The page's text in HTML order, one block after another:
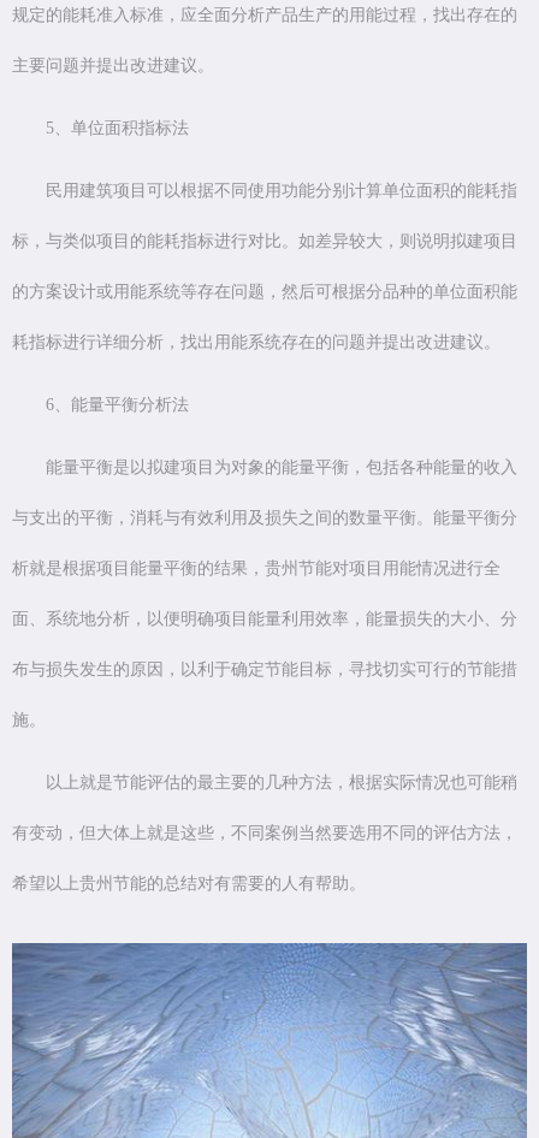
规定的能耗准入标准，应全面分析产品生产的用能过程，找出存在的
主要问题并提出改进建议。
5、单位面积指标法
民用建筑项目可以根据不同使用功能分别计算单位面积的能耗指
标，与类似项目的能耗指标进行对比。如差异较大，则说明拟建项目
的方案设计或用能系统等存在问题，然后可根据分品种的单位面积能
耗指标进行详细分析，找出用能系统存在的问题并提出改进建议。
6、能量平衡分析法
能量平衡是以拟建项目为对象的能量平衡，包括各种能量的收入
与支出的平衡，消耗与有效利用及损失之间的数量平衡。能量平衡分
析就是根据项目能量平衡的结果，贵州节能对项目用能情况进行全
面、系统地分析，以便明确项目能量利用效率，能量损失的大小、分
布与损失发生的原因，以利于确定节能目标，寻找切实可行的节能措
施。
以上就是节能评估的最主要的几种方法，根据实际情况也可能稍
有变动，但大体上就是这些，不同案例当然要选用不同的评估方法，
希望以上贵州节能的总结对有需要的人有帮助。